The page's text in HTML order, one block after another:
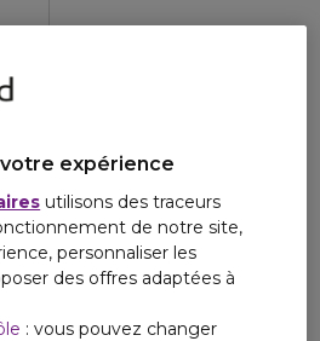
expérience
utilisons des traceurs
de notre site,
personnaliser les
des offres adaptées à
: vous pouvez changer